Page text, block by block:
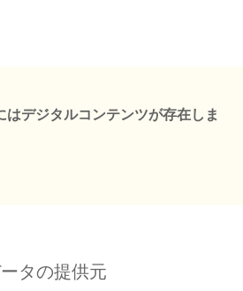
はデジタルコンテンツが存在しま
タの提供元